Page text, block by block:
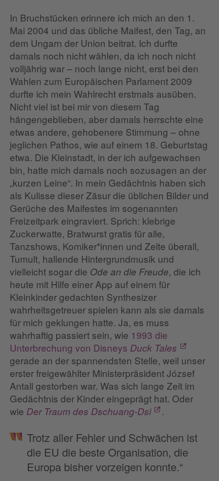
In Bruchstücken erinnere ich mich an den 1.
Mai 2004 und das übliche Maifest, den Tag, an
dem Ungarn der Union beitrat. Ich durfte
damals noch nicht wählen, da ich noch nicht
volljährig war – noch lange nicht, erst bei den
Wahlen zum Europäischen Parlament 2009
durfte ich mein Wahlrecht erstmals ausüben.
Nicht viel ist bei mir von diesem Tag
hängengeblieben, aber damals herrschte eine
etwas andere, gehobenere Stimmung – ohne
jeglichen Pathos, wie auf einem 18. Geburtstag
etwa. Die Kleinstadt, in der ich aufgewachsen
bin, hatte mich damals noch sozusagen an der
„kurzen Leine“. In mein Gedächtnis haben sich
als Kulisse dieser Zäsur die üblichen Bilder und
Gerüche des Maifestes im sogenannten
Freizeitpark eingraviert. Sprich: klebrige
Zuckerwatte, Bratwurst gratis für alle,
Tanzshows, Komiker*innen und Zelte überall,
Tumult, hallende Hintergrundmusik und
vielleicht sogar die Ode an die Freude, die ich
heute mit Hilfe einer App auf einem für
Kleinkinder gedachten Synthesizer
wahrheitsgetreuer spielen kann als sie damals
für mich geklungen hatte. Ja, es muss
wahrhaftig passiert sein, wie 1993 die
Unterbrechung von Disneys Duck Tales
gerade an der spannendsten Stelle, weil unser
erster freigewählter Ministerpräsident József
Antall gestorben war. Was sich lange Zeit im
Gedächtnis der Kinder eingeprägt hat. Oder
wie Der Traum des Dschuang-Dsi .
Trotz aller Fehler und Schwächen ist
die EU die beste Organisation, die
Europa bisher vorzeigen konnte.“